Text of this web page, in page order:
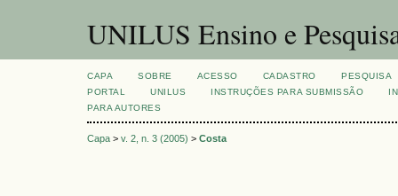
UNILUS Ensino e
CAPA SOBRE ACESSO CADASTRO
PESQUISA
PORTAL
UNILUS INSTRUÇÕES PARA SUBMISSÃO
PARA AUTORES
Capa > v. 2, n. 3 (2005) > Costa